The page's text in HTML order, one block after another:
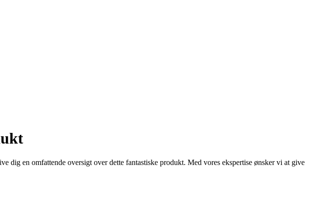
en omfattende oversigt over dette fantastiske produkt. Med vores ekspertise ønsker vi at give